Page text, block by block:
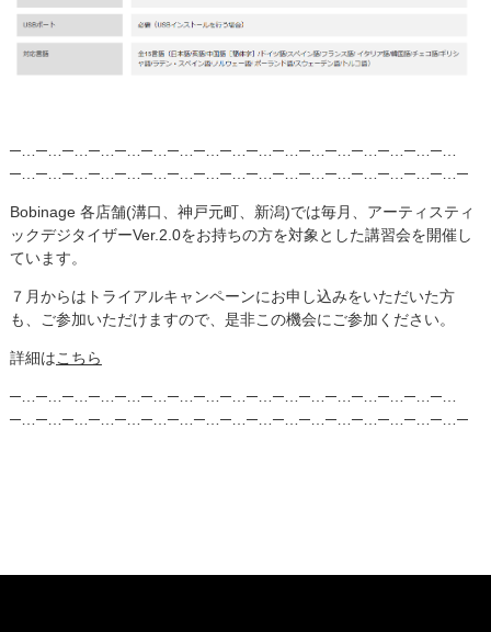
─…─…─…─…─…─…─…─…─…─…─…─…─…─…─…─…─…
─…─…─…─…─…─…─…─…─…─…─…─…─…─…─…─…─…─
Bobinage 各店舗(溝口、神戸元町、新潟)では毎月、アーティスティ
ックデジタイザーVer.2.0をお持ちの方を対象とした講習会を開催し
ています。
７月からはトライアルキャンペーンにお申し込みをいただいた方
も、ご参加いただけますので、是非この機会にご参加ください。
詳細はこちら
─…─…─…─…─…─…─…─…─…─…─…─…─…─…─…─…─…
─…─…─…─…─…─…─…─…─…─…─…─…─…─…─…─…─…─